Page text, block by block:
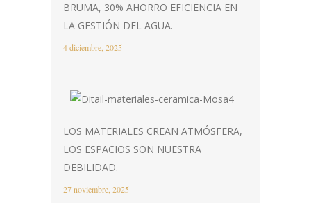
BRUMA, 30% AHORRO EFICIENCIA EN
LA GESTIÓN DEL AGUA.
4 diciembre, 2025
LOS MATERIALES CREAN ATMÓSFERA,
LOS ESPACIOS SON NUESTRA
DEBILIDAD.
27 noviembre, 2025